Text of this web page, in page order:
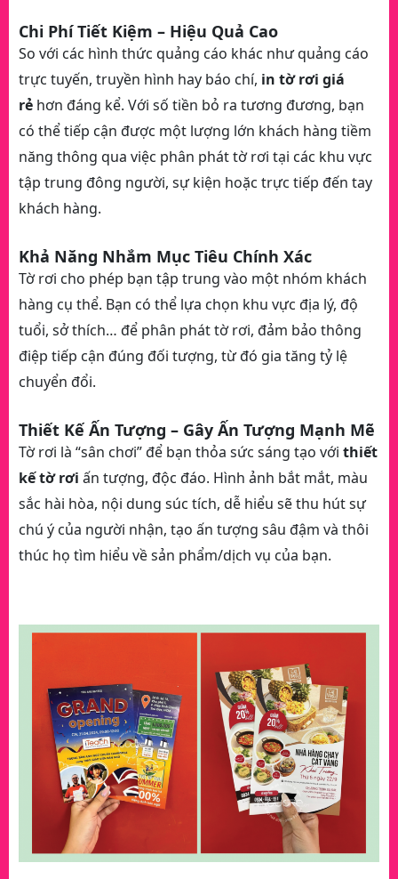
Chi Phí Tiết Kiệm – Hiệu Quả Cao
So với các hình thức quảng cáo khác như quảng cáo
trực tuyến, truyền hình hay báo chí, in tờ rơi giá
rẻ hơn đáng kể. Với số tiền bỏ ra tương đương, bạn
có thể tiếp cận được một lượng lớn khách hàng tiềm
năng thông qua việc phân phát tờ rơi tại các khu vực
tập trung đông người, sự kiện hoặc trực tiếp đến tay
khách hàng.
Khả Năng Nhắm Mục Tiêu Chính Xác
Tờ rơi cho phép bạn tập trung vào một nhóm khách
hàng cụ thể. Bạn có thể lựa chọn khu vực địa lý, độ
tuổi, sở thích… để phân phát tờ rơi, đảm bảo thông
điệp tiếp cận đúng đối tượng, từ đó gia tăng tỷ lệ
chuyển đổi.
Thiết Kế Ấn Tượng – Gây Ấn Tượng Mạnh Mẽ
Tờ rơi là “sân chơi” để bạn thỏa sức sáng tạo với thiết
kế tờ rơi ấn tượng, độc đáo. Hình ảnh bắt mắt, màu
sắc hài hòa, nội dung súc tích, dễ hiểu sẽ thu hút sự
chú ý của người nhận, tạo ấn tượng sâu đậm và thôi
thúc họ tìm hiểu về sản phẩm/dịch vụ của bạn.